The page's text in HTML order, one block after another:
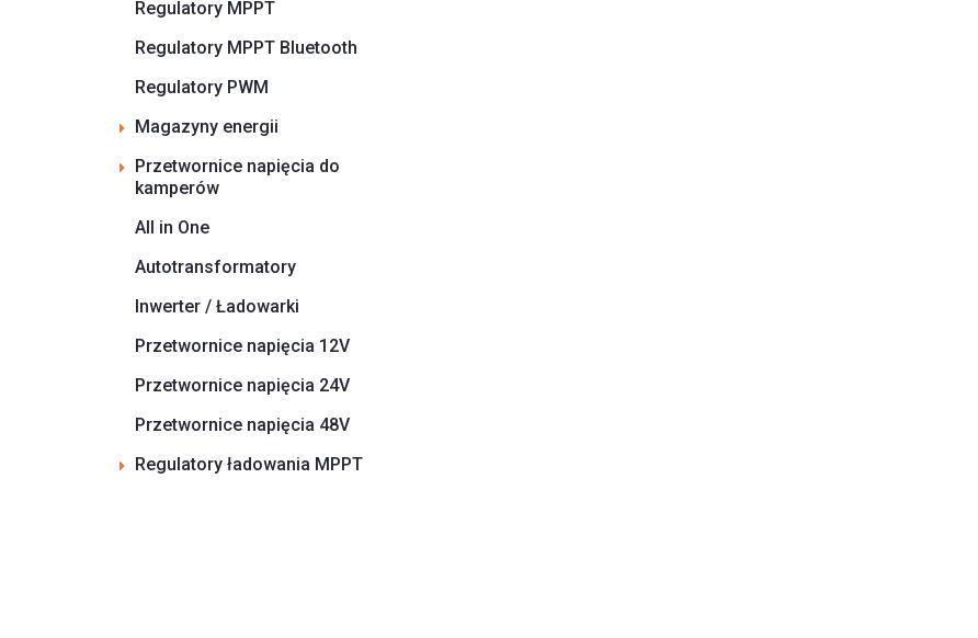
Regulatory MPPT
Regulatory MPPT Bluetooth
Regulatory PWM
Magazyny energii
Przetwornice napięcia do
kamperów
All in One
Autotransformatory
Inwerter / Ładowarki
Przetwornice napięcia 12V
Przetwornice napięcia 24V
Przetwornice napięcia 48V
Regulatory ładowania MPPT